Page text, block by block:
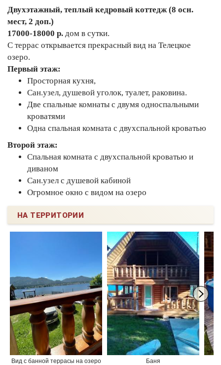
Двухэтажный, теплый кедровый коттедж (8 осн.
мест, 2 доп.)
17000-18000 р. дом в сутки.
С террас открывается прекрасный вид на Телецкое
озеро.
Первый этаж:
Просторная кухня,
Сан.узел, душевой уголок, туалет, раковина.
Две спальные комнаты с двумя односпальными
кроватями
Одна спальная комната с двухспальной кроватью
Второй этаж:
Спальная комната с двухспальной кроватью и
диваном
Сан.узел с душевой кабиной
Огромное окно с видом на озеро
НА ТЕРРИТОРИИ
Вид с банной террасы на озеро
Баня